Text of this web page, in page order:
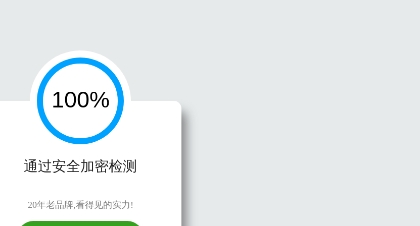
通过安全加密检测
20年老品牌,看得见的实力!